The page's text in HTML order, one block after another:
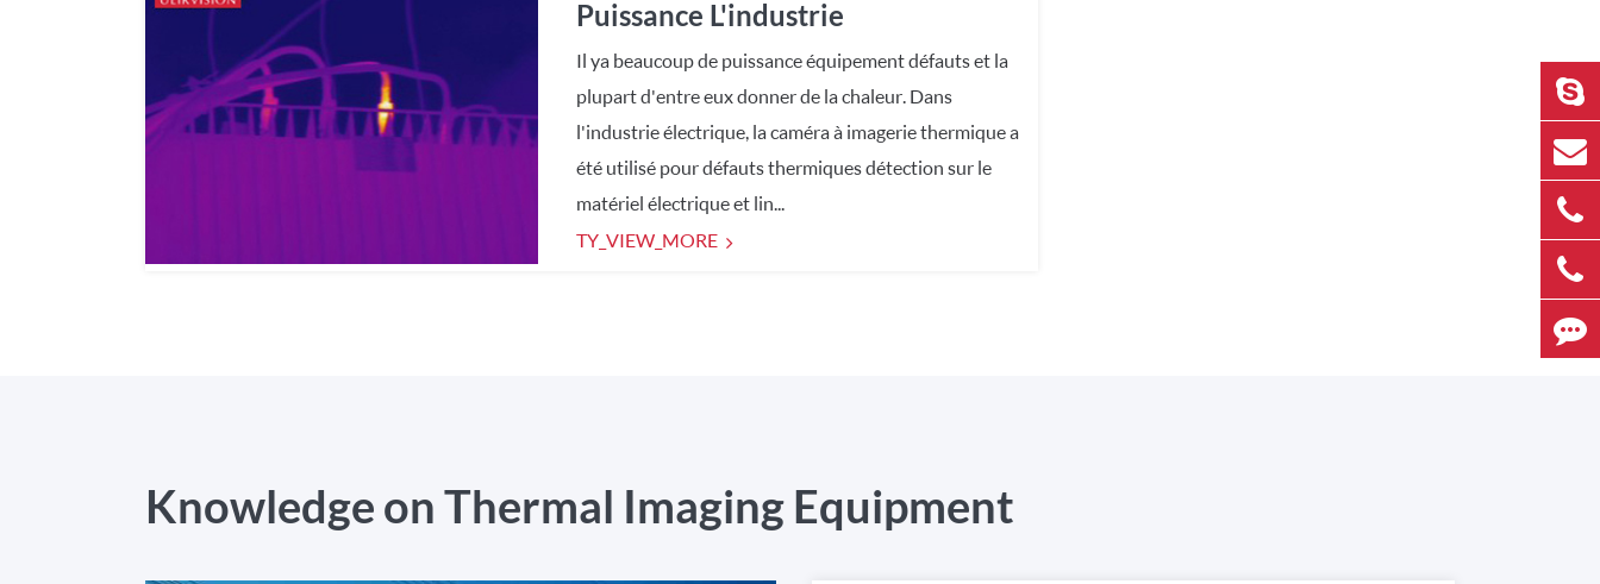
Puissance L'industrie
Il ya beaucoup de puissance équipement défauts et la
plupart d'entre eux donner de la chaleur. Dans
l'industrie électrique, la caméra à imagerie thermique a
été utilisé pour défauts thermiques détection sur le
matériel électrique et lin...
TY_VIEW_MORE
Knowledge on Thermal Imaging Equipment